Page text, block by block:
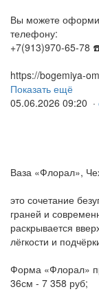
Вы можете
телефону:
+7(913)970-65-78
https://bogemiya-
Показать ещё
05.06.2026 09:20 ·
Ваза «Флорал»,
это сочетание
граней и
раскрывается
лёгкости и
Форма «Флорал»
36см - 7 358 руб;